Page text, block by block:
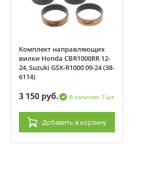
Комплект направляющих
вилки Honda CBR1000RR 12-
24, Suzuki GSX-R1000 09-24 (38-
6114)
3 150 руб. В наличии: 7 шт.
Добавить в корзину